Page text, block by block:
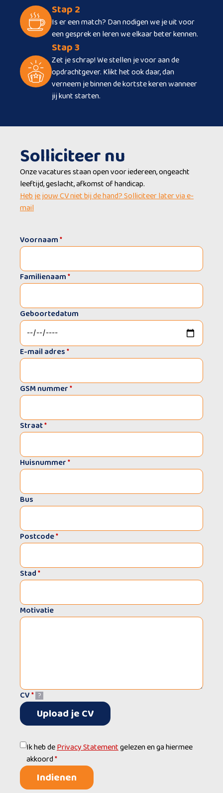
Stap 2
Is er een match? Dan nodigen we je uit voor
een gesprek en leren we elkaar beter kennen.
Stap 3
Zet je schrap! We stellen je voor aan de
opdrachtgever. Klikt het ook daar, dan
verneem je binnen de kortste keren wanneer
jij kunt starten.
Solliciteer nu
Onze vacatures staan open voor iedereen, ongeacht
leeftijd, geslacht, afkomst of handicap.
Heb je jouw CV niet bij de hand? Solliciteer later via e-
mail
Voornaam*
Familienaam*
Geboortedatum
E-mail adres*
GSM nummer*
Straat*
Huisnummer*
Bus
Postcode*
Stad*
Motivatie
CV* ?
Upload je CV
Ik heb dePrivacy Statementgelezen en ga hiermee
akkoord*
Indienen